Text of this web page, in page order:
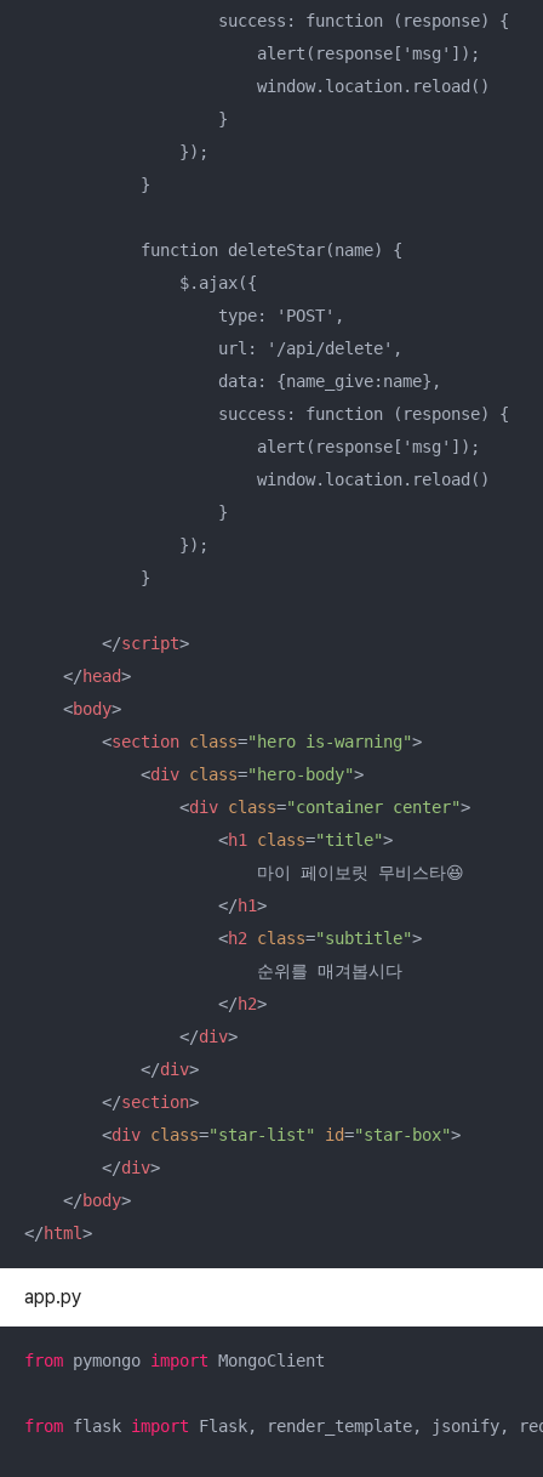
                    success: function (response) {
                        alert(response['msg']);
                        window.location.reload()
                    }
                });
            }
            function deleteStar(name) {
                $.ajax({
                    type: 'POST',
                    url: '/api/delete',
                    data: {name_give:name},
                    success: function (response) {
                        alert(response['msg']);
                        window.location.reload()
                    }
                });
            }
</script>
</head>
<body>
<section class="hero is-warning">
<div class="hero-body">
<div class="container center">
<h1 class="title">
                        마이 페이보릿 무비스타😆
</h1>
<h2 class="subtitle">
                        순위를 매겨봅시다
</h2>
</div>
</div>
</section>
<div class="star-list" id="star-box">
</div>
</body>
</html>
app.py
from pymongo import MongoClient
from flask import Flask, render_template, jsonify,